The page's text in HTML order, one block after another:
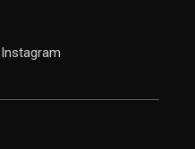
Instagram